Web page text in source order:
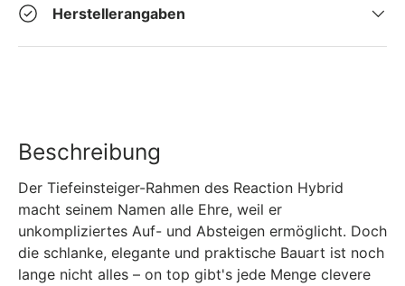
Herstellerangaben
Beschreibung
Der Tiefeinsteiger-Rahmen des Reaction Hybrid
macht seinem Namen alle Ehre, weil er
unkompliziertes Auf- und Absteigen ermöglicht. Doch
die schlanke, elegante und praktische Bauart ist noch
lange nicht alles – on top gibt's jede Menge clevere